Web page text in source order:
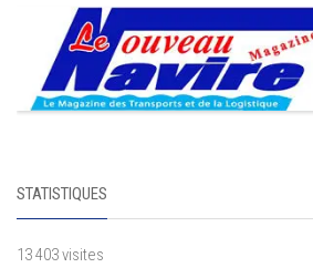
STATISTIQUES
13 403 visites